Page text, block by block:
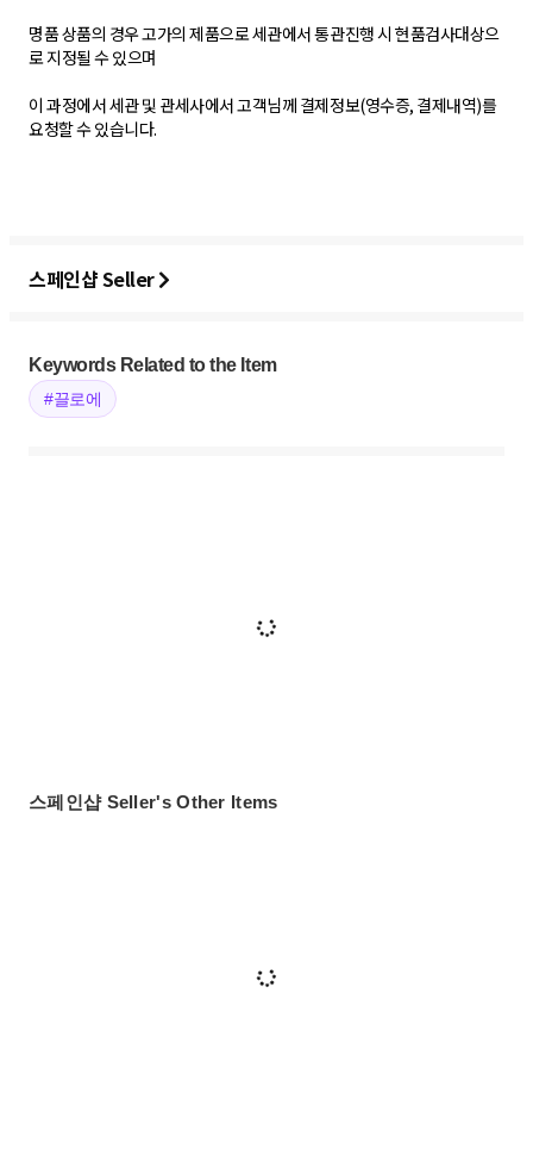
명품 상품의 경우 고가의 제품으로 세관에서 통관진행 시 현품검사대상으
로 지정될 수 있으며
이 과정에서 세관 및 관세사에서 고객님께 결제정보(영수증, 결제내역)를
요청할 수 있습니다.
스페인샵 Seller
Keywords Related to the Item
#끌로에
스페인샵 Seller's Other Items